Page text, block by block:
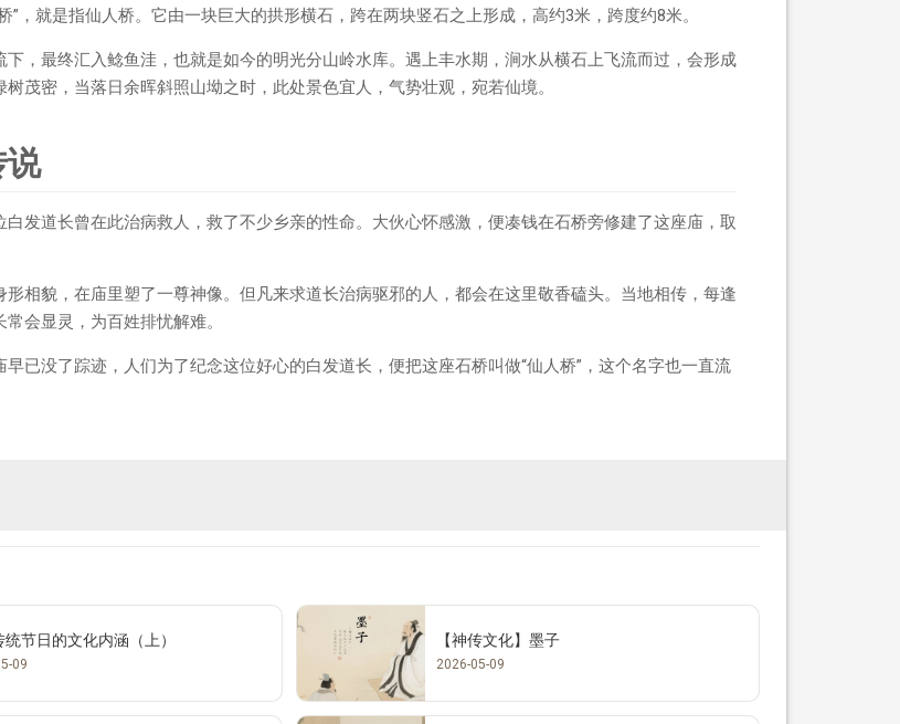
”，就是指仙人桥。它由一块巨大的拱形横石，跨在两块竖石之上形成，高约3米，跨度约8米。
下，最终汇入鲶鱼洼，也就是如今的明光分山岭水库。遇上丰水期，涧水从横石上飞流而过，会形成
茂密，当落日余晖斜照山坳之时，此处景色宜人，气势壮观，宛若仙境。
说
白发道长曾在此治病救人，救了不少乡亲的性命。大伙心怀感激，便凑钱在石桥旁修建了这座庙，取
形相貌，在庙里塑了一尊神像。但凡来求道长治病驱邪的人，都会在这里敬香磕头。当地相传，每逢
会显灵，为百姓排忧解难。
已没了踪迹，人们为了纪念这位好心的白发道长，便把这座石桥叫做“仙人桥”，这个名字也一直流
统节日的文化内涵（上）
09
【神传文化】墨子
2026-05-09